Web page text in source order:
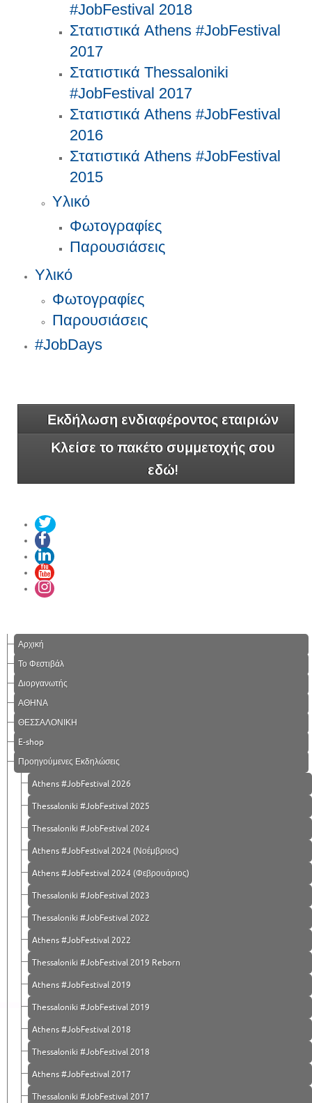
#JobFestival 2018
Στατιστικά Athens #JobFestival
2017
Στατιστικά Thessaloniki
#JobFestival 2017
Στατιστικά Athens #JobFestival
2016
Στατιστικά Athens #JobFestival
2015
Υλικό
Φωτογραφίες
Παρουσιάσεις
Υλικό
Φωτογραφίες
Παρουσιάσεις
#JobDays
Εκδήλωση ενδιαφέροντος εταιριών
Κλείσε το πακέτο συμμετοχής σου
εδώ!
Αρχική
Το Φεστιβάλ
Διοργανωτής
ΑΘΗΝΑ
ΘΕΣΣΑΛΟΝΙΚΗ
E-shop
Προηγούμενες Εκδηλώσεις
Athens #JobFestival 2026
Thessaloniki #JobFestival 2025
Thessaloniki #JobFestival 2024
Athens #JobFestival 2024 (Νοέμβριος)
Athens #JobFestival 2024 (Φεβρουάριος)
Thessaloniki #JobFestival 2023
Thessaloniki #JobFestival 2022
Athens #JobFestival 2022
Thessaloniki #JobFestival 2019 Reborn
Athens #JobFestival 2019
Thessaloniki #JobFestival 2019
Athens #JobFestival 2018
Thessaloniki #JobFestival 2018
Athens #JobFestival 2017
Τhessaloniki #JobFestival 2017